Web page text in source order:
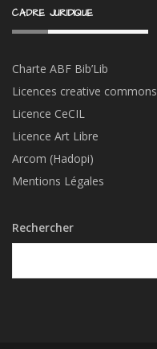
CADRE JURIDIQUE
Charte ABF Bib’Lib
Licences creative commons
Licence CeCIL
Licence Art Libre
Arcom (Hadopi)
Mentions Légales
Rechercher